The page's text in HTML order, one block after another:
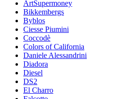
ArtSupermoney
Bikkembergs
Byblos
Ciesse Piumini
Coccodè
Colors of California
Daniele Alessandrini
Diadora
Diesel
DS2
El Charro